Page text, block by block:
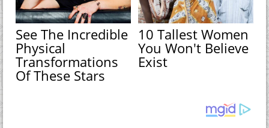
See The Incredible
Physical
Transformations
Of These Stars
10 Tallest Women
You Won't Believe
Exist